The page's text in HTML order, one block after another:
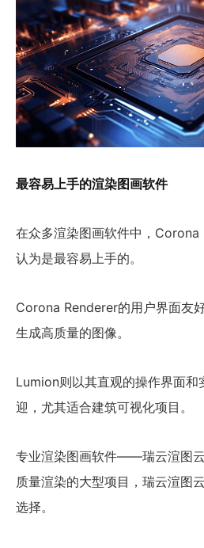
最容易上手的渲染图画软件
在众多渲染图画软件中，
认为是最容易上手的。
Corona Renderer的用户界面友
生成高质量的图像。
Lumion则以其直观的操作界面和
迎，尤其适合建筑可视化项目。
专业渲染图画软件——瑞云渲图
质量渲染的大型项目，瑞云渲图
选择。